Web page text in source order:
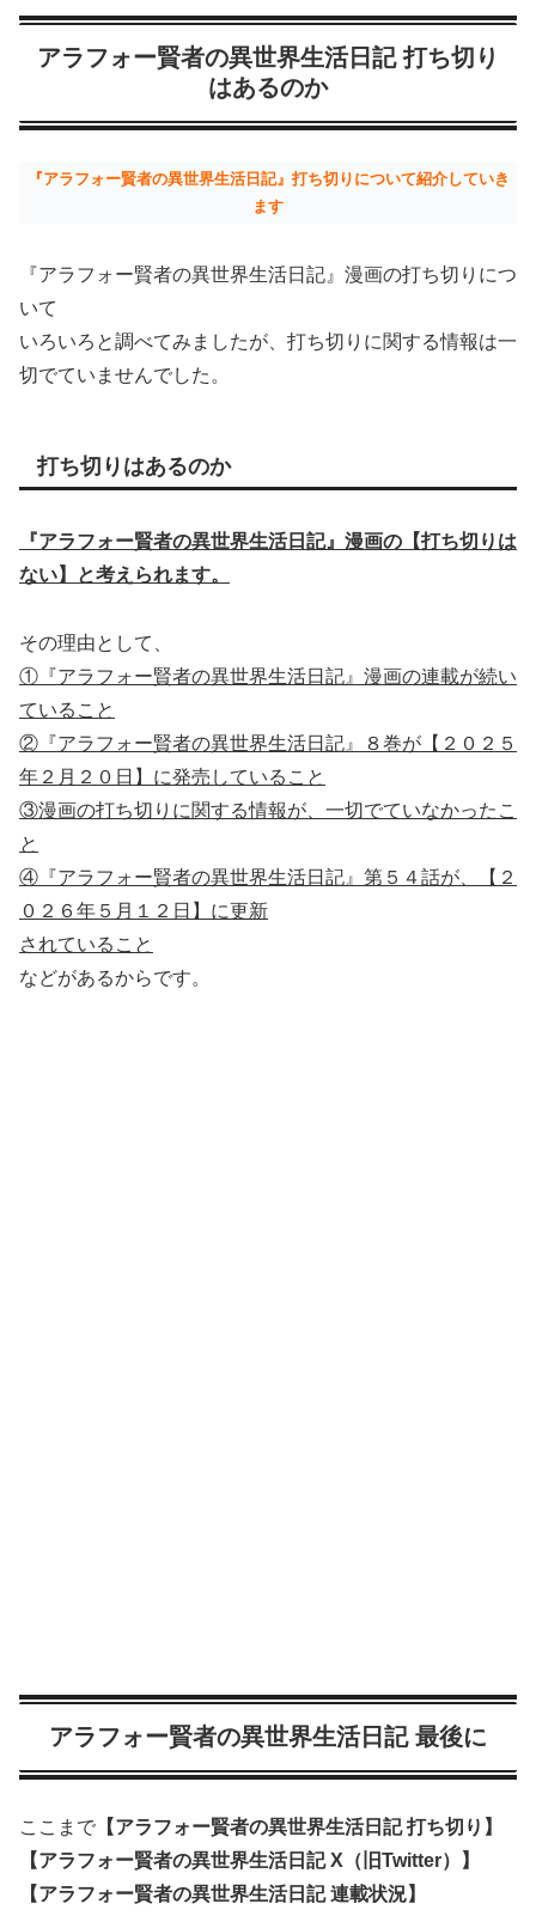
アラフォー賢者の異世界生活日記 打ち切り
はあるのか
『アラフォー賢者の異世界生活日記』打ち切りについて紹介していき
ます
『アラフォー賢者の異世界生活日記』漫画の打ち切りにつ
いて
いろいろと調べてみましたが、打ち切りに関する情報は一
切でていませんでした。
打ち切りはあるのか
『アラフォー賢者の異世界生活日記』漫画の【打ち切りは
ない】と考えられます。
その理由として、
①『アラフォー賢者の異世界生活日記』漫画の連載が続い
ていること
②『アラフォー賢者の異世界生活日記』８巻が【２０２５
年２月２０日】に発売していること
③漫画の打ち切りに関する情報が、一切でていなかったこ
と
④『アラフォー賢者の異世界生活日記』第５４話が、【２
０２６年５月１２日】に更新
されていること
などがあるからです。
アラフォー賢者の異世界生活日記 最後に
ここまで 【アラフォー賢者の異世界生活日記 打ち切り】
【アラフォー賢者の異世界生活日記 X（旧Twitter）】
【アラフォー賢者の異世界生活日記 連載状況】